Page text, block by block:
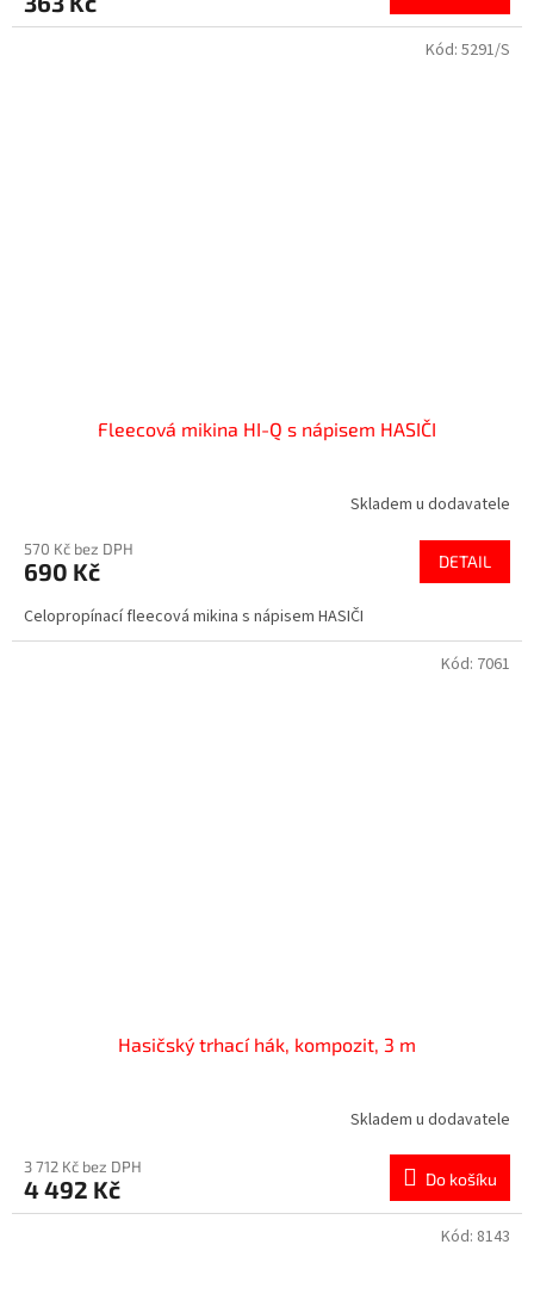
Fleecová mikina HI-Q s nápisem HASIČI
Skladem u dodavatele
570 Kč bez DPH
690 Kč DETAIL
Celopropínací fleecová mikina s nápisem HASIČI
Kód: 5291/S
Hasičský trhací hák, kompozit, 3 m
Skladem u dodavatele
3 712 Kč bez DPH
4 492 Kč Do košíku
Kód: 7061
Kód: 8143